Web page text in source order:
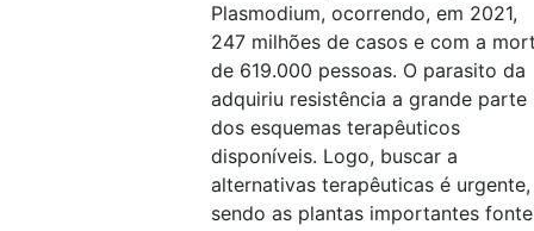
Plasmodium, ocorrendo, em 2021,
247 milhões de casos e com a
de 619.000 pessoas. O parasito da
adquiriu resistência a grande parte
dos esquemas terapêuticos
disponíveis. Logo, buscar a
alternativas terapêuticas é urgente,
sendo as plantas importantes